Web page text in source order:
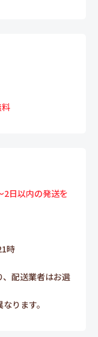
2日以内の発送を
時
、配送業者はお選
ります。